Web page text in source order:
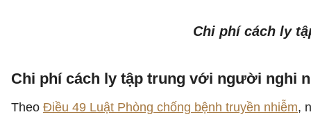
Chi phí cách ly
Chi phí cách ly tập trung với người nghi
Theo Điều 49 Luật Phòng chống bệnh truyền nhiễm,